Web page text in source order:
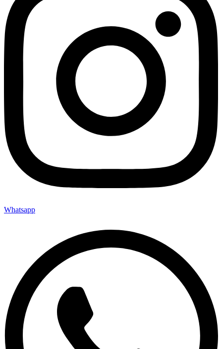
Whatsapp